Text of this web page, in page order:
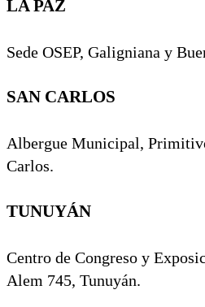
LA PAZ
Sede OSEP, Galigniana y
SAN CARLOS
Albergue Municipal,
Carlos.
TUNUYÁN
Centro de Congreso y
Alem 745, Tunuyán.